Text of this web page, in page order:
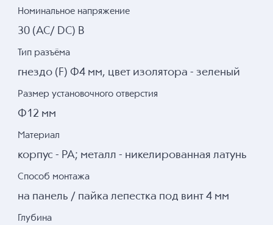
Номинальное напряжение
30 (AC/ DC) В
Тип разъёма
гнездо (F) Ф4 мм, цвет изолятора - зеленый
Размер установочного отверстия
Ф12 мм
Материал
корпус - РА; металл - никелированная латунь
Способ монтажа
на панель / пайка лепестка под винт 4 мм
Глубина